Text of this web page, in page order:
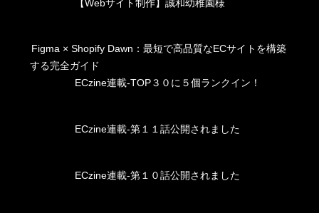
【Webサイト制作】誠和幼稚園様
Figma × Shopify Dawn：最短で高品質なECサイトを構築
する完全ガイド
ECzine連載-TOP３０に５個ランクイン！
ECzine連載-第１１話公開されました
ECzine連載-第１０話公開されました